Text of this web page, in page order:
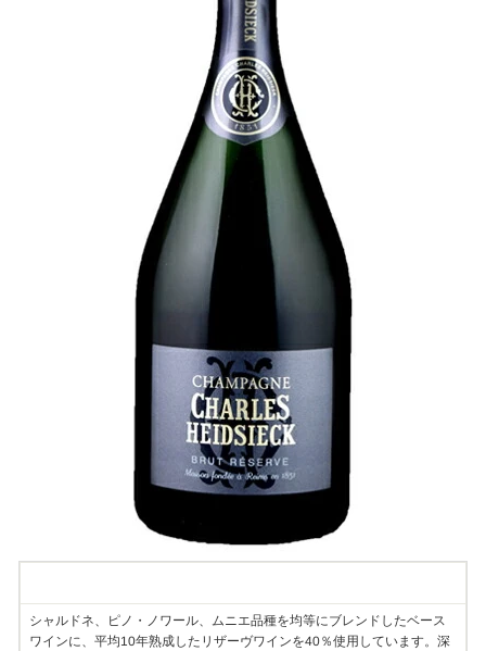
シャルドネ、ピノ・ノワール、ムニエ品種を均等にブレンドしたベース
ワインに、平均10年熟成したリザーヴワインを40％使用しています。深